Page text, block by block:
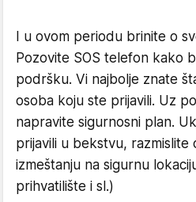
I u ovom periodu brinite o
Pozovite SOS telefon kako
podršku. Vi najbolje znate
osoba koju ste prijavili. Uz
napravite sigurnosni plan.
prijavili u bekstvu, razmislite
izmeštanju na sigurnu
prihvatilište i sl.)